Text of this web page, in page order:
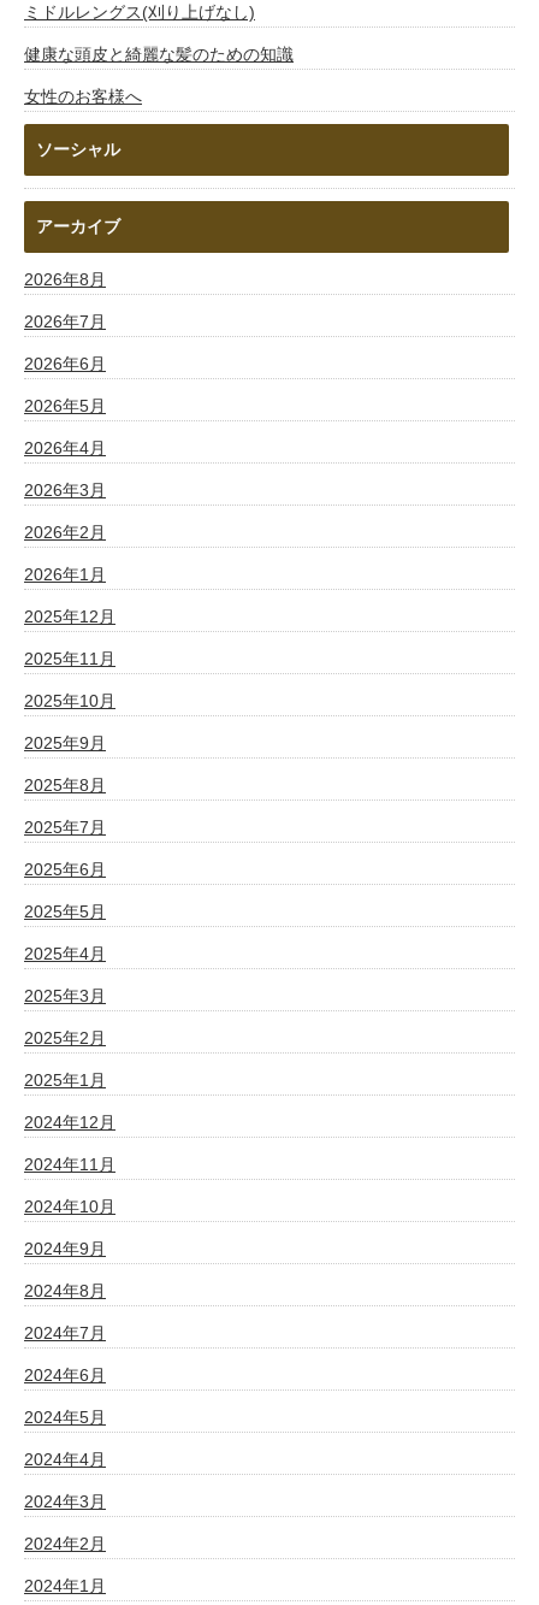
ミドルレングス(刈り上げなし)
健康な頭皮と綺麗な髪のための知識
女性のお客様へ
ソーシャル
アーカイブ
2026年8月
2026年7月
2026年6月
2026年5月
2026年4月
2026年3月
2026年2月
2026年1月
2025年12月
2025年11月
2025年10月
2025年9月
2025年8月
2025年7月
2025年6月
2025年5月
2025年4月
2025年3月
2025年2月
2025年1月
2024年12月
2024年11月
2024年10月
2024年9月
2024年8月
2024年7月
2024年6月
2024年5月
2024年4月
2024年3月
2024年2月
2024年1月